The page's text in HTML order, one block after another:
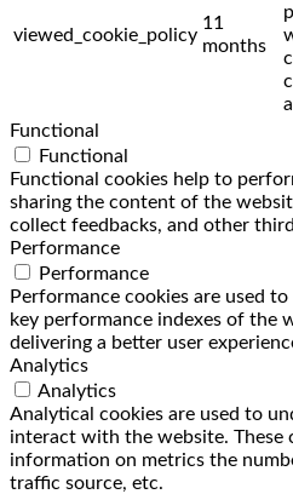
viewed_cookie_policy
11
months
Functional
Functional
Functional cookies help to
sharing the content of the
collect feedbacks, and other
Performance
Performance
Performance cookies are used
key performance indexes of the
delivering a better user
Analytics
Analytics
Analytical cookies are used to
interact with the website. These
information on metrics the
traffic source, etc.